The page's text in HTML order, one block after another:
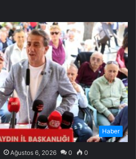
Haber
Ağustos 6, 2026 0 0